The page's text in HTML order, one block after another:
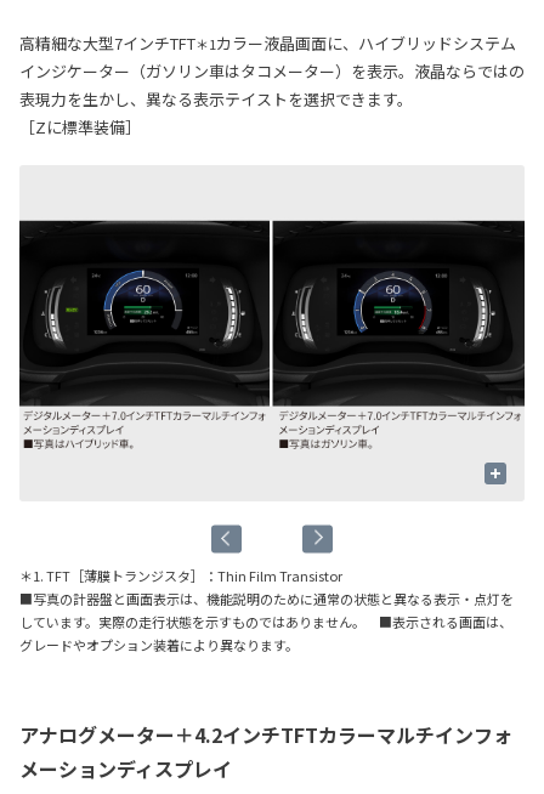
高精細な大型7インチTFT＊1カラー液晶画面に、ハイブリッドシステム
インジケーター（ガソリン車はタコメーター）を表示。液晶ならではの
表現力を生かし、異なる表示テイストを選択できます。
［Zに標準装備］
+
＊1. TFT［薄膜トランジスタ］：Thin Film Transistor
■写真の計器盤と画面表示は、機能説明のために通常の状態と異なる表示・点灯を
しています。実際の走行状態を示すものではありません。 ■表示される画面は、
グレードやオプション装着により異なります。
アナログメーター＋4.2インチTFTカラーマルチインフォ
メーションディスプレイ